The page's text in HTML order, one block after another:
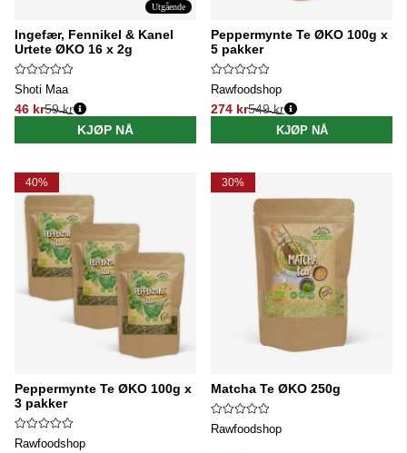
Utgående
Ingefær, Fennikel & Kanel
Urtete ØKO 16 x 2g
Shoti Maa
46 kr
Vanlig pris:
59 kr
KJØP NÅ
Peppermynte Te ØKO 100g x
5 pakker
Rawfoodshop
274 kr
Vanlig pris:
549 kr
KJØP NÅ
40%
Peppermynte Te ØKO 100g x
3 pakker
Rawfoodshop
30%
Matcha Te ØKO 250g
Rawfoodshop